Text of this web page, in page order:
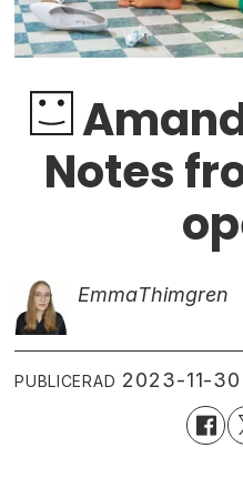
Notes
EmmaThimgren
PUBLICERAD 2023-11-